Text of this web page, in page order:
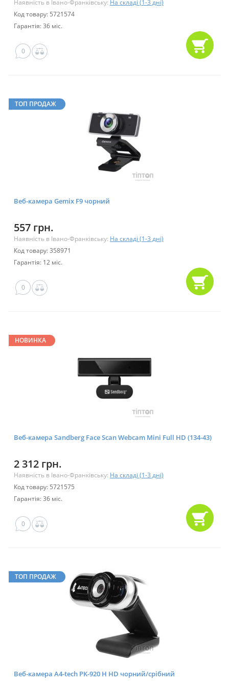
Наявність в Івано-Франківську: На складі (1-3 дні)
Код товару: 5721574
Гарантія: 36 міс.
0
ТОП ПРОДАЖ
Веб-камера Gemix F9 чорний
557 грн.
Наявність в Івано-Франківську: На складі (1-3 дні)
Код товару: 358971
Гарантія: 12 міс.
0
НОВИНКА
Веб-камера Sandberg Face Scan Webcam Mini Full HD (134-43)
2 312 грн.
Наявність в Івано-Франківську: На складі (1-3 дні)
Код товару: 5721575
Гарантія: 36 міс.
0
ТОП ПРОДАЖ
Веб-камера A4-tech PK-920 H HD чорний/срібний